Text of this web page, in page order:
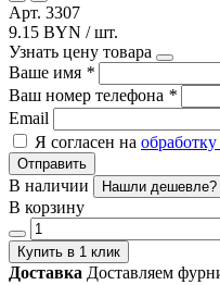
Арт. 3307
9.15 BYN / шт.
Узнать цену товара
Ваше имя *
Ваш номер телефона *
Email
Я согласен на
Отправить
В наличии Нашли дешевле?
В корзину
Купить в 1 клик
Доставка Доставляем